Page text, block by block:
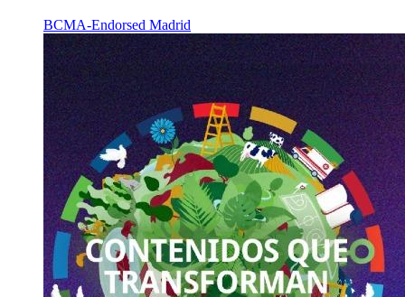
BCMA-Endorsed Madrid